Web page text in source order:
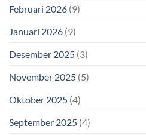
Februari 2026 (9)
Januari 2026 (9)
Desember 2025 (3)
November 2025 (5)
Oktober 2025 (4)
September 2025 (4)